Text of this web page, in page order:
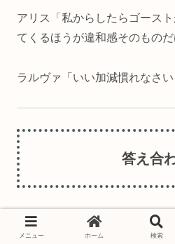
アリス「私からしたらゴース
てくるほうが違和感そのものだ
ラルヴァ「いい加減慣れなさい
答え合
はい。お疲れでした。
メニュー ホーム 検索